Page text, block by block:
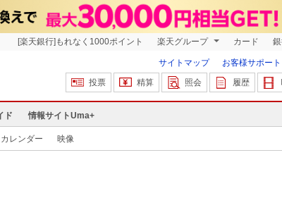
[楽天銀行]もれなく1000ポイント 楽天グループ カード
サイトマップ お客様サポート
投票
精算 照会 履歴
ド 情報サイトUma+
カレンダー 映像